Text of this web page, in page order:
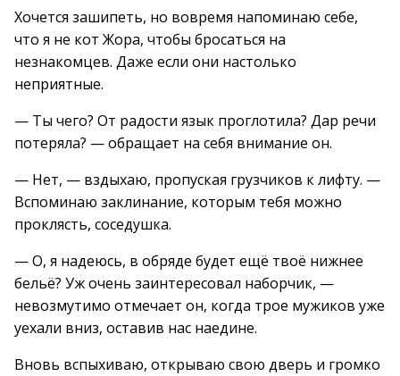
Хочется зашипеть, но вовремя напоминаю себе,
что я не кот Жора, чтобы бросаться на
незнакомцев. Даже если они настолько
неприятные.
— Ты чего? От радости язык проглотила? Дар речи
потеряла? — обращает на себя внимание он.
— Нет, — вздыхаю, пропуская грузчиков к лифту. —
Вспоминаю заклинание, которым тебя можно
проклясть, соседушка.
— О, я надеюсь, в обряде будет ещё твоё нижнее
бельё? Уж очень заинтересовал наборчик, —
невозмутимо отмечает он, когда трое мужиков уже
уехали вниз, оставив нас наедине.
Вновь вспыхиваю, открываю свою дверь и громко